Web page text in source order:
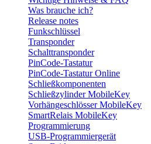
Was brauche ich?
Release notes
Funkschlüssel
Transponder
Schalttransponder
PinCode-Tastatur
PinCode-Tastatur Online
Schließkomponenten
Schließzylinder MobileKey
Vorhängeschlösser MobileKey
SmartRelais MobileKey
Programmierung
USB-Programmiergerät